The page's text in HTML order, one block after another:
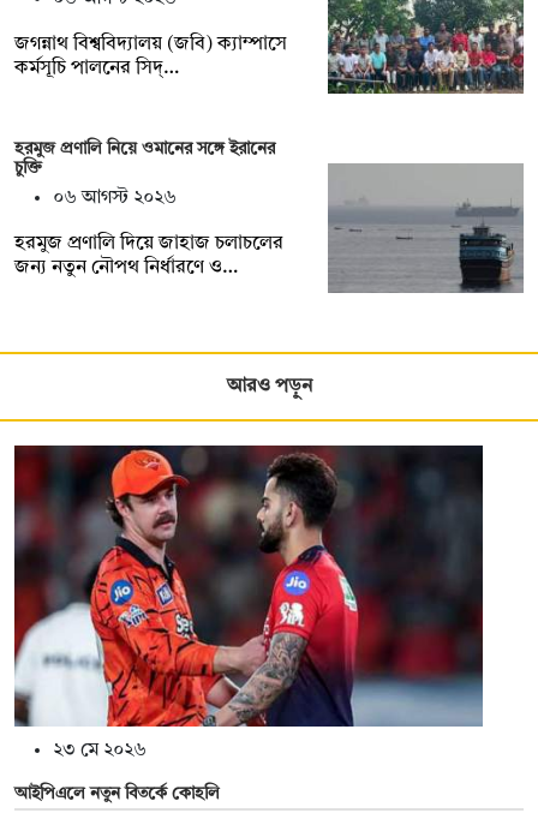
জগন্নাথ বিশ্ববিদ্যালয় (জবি) ক্যাম্পাসে
কর্মসূচি পালনের সিদ্…
হরমুজ প্রণালি নিয়ে ওমানের সঙ্গে ইরানের
চুক্তি
০৬ আগস্ট ২০২৬
হরমুজ প্রণালি দিয়ে জাহাজ চলাচলের
জন্য নতুন নৌপথ নির্ধারণে ও…
আরও পড়ুন
২৩ মে ২০২৬
আইপিএলে নতুন বিতর্কে কোহলি